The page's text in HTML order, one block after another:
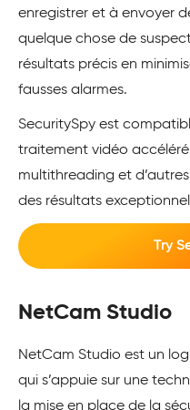
enregistrer et à envoyer
quelque chose de
résultats précis en
fausses alarmes.
SecuritySpy est
traitement vidéo
multithreading et
des résultats
Try
NetCam Studio
NetCam Studio est un
qui s’appuie sur une
la mise en place de la